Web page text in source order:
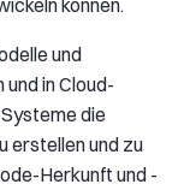
und
in Cloud-
die
erstellen und zu
Herkunft und -